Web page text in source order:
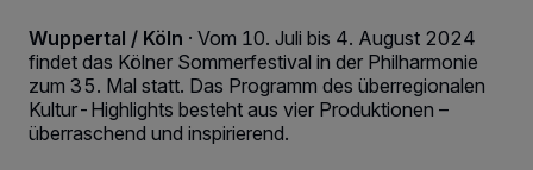
Wuppertal / Köln · Vom 10. Juli bis 4. August 2024
findet das Kölner Sommerfestival in der Philharmonie
zum 35. Mal statt. Das Programm des überregionalen
Kultur-Highlights besteht aus vier Produktionen –
überraschend und inspirierend.